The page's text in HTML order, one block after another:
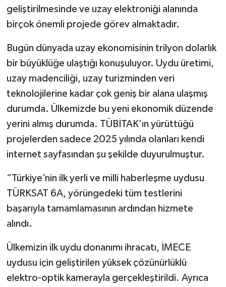
geliştirilmesinde ve uzay elektroniği alanında
birçok önemli projede görev almaktadır.
Bugün dünyada uzay ekonomisinin trilyon dolarlık
bir büyüklüğe ulaştığı konuşuluyor. Uydu üretimi,
uzay madenciliği, uzay turizminden veri
teknolojilerine kadar çok geniş bir alana ulaşmış
durumda. Ülkemizde bu yeni ekonomik düzende
yerini almış durumda. TÜBİTAK’ın yürüttüğü
projelerden sadece 2025 yılında olanları kendi
internet sayfasından şu şekilde duyurulmuştur.
“Türkiye’nin ilk yerli ve milli haberleşme uydusu
TÜRKSAT 6A, yörüngedeki tüm testlerini
başarıyla tamamlamasının ardından hizmete
alındı.
Ülkemizin ilk uydu donanımı ihracatı, İMECE
uydusu için geliştirilen yüksek çözünürlüklü
elektro-optik kamerayla gerçekleştirildi. Ayrıca